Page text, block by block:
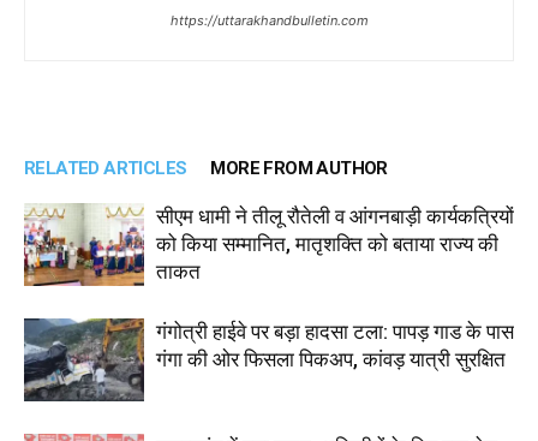
https://uttarakhandbulletin.com
RELATED ARTICLES MORE FROM AUTHOR
सीएम धामी ने तीलू रौतेली व आंगनबाड़ी कार्यकत्रियों
को किया सम्मानित, मातृशक्ति को बताया राज्य की
ताकत
गंगोत्री हाईवे पर बड़ा हादसा टला: पापड़ गाड के पास
गंगा की ओर फिसला पिकअप, कांवड़ यात्री सुरक्षित